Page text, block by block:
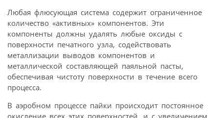
Любая флюсующая система содержит ограниченное
количество «активных» компонентов. Эти
компоненты должны удалять любые оксиды с
поверхности печатного узла, содействовать
металлизации выводов компонентов и
металлической составляющей паяльной пасты,
обеспечивая чистоту поверхности в течение всего
процесса.
В аэробном процессе пайки происходит постоянное